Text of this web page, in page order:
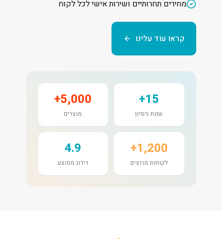
מחירים תחרותיים ושירות אישי לכל לקוח
קראו עוד עלינו
15+
שנות ניסיון
5,000+
מוצרים
1,200+
לקוחות מרוצים
4.9
דירוג ממוצע